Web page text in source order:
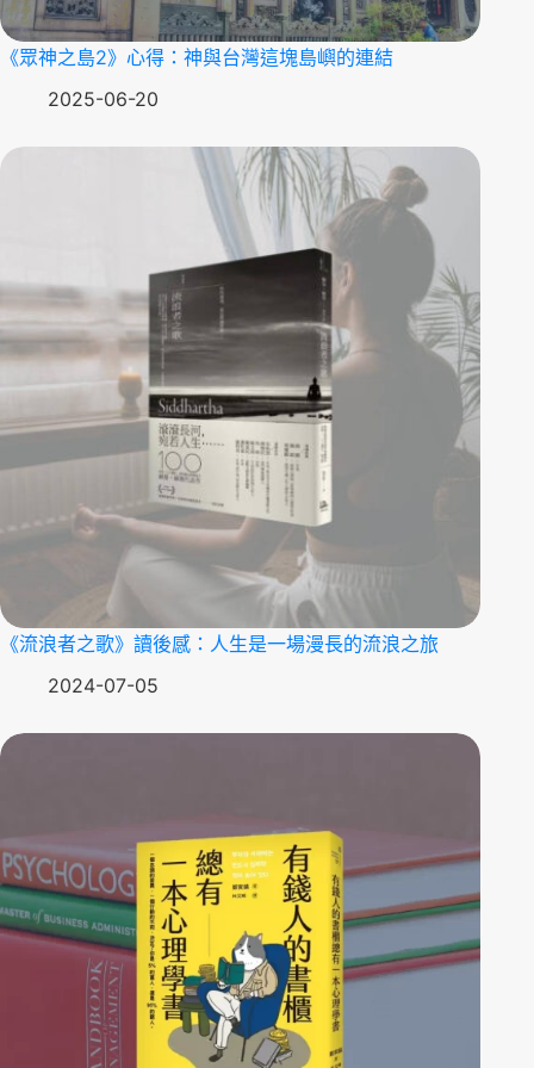
《眾神之島2》心得：神與台灣這塊島嶼的連結
2025-06-20
《流浪者之歌》讀後感：人生是一場漫長的流浪之旅
2024-07-05